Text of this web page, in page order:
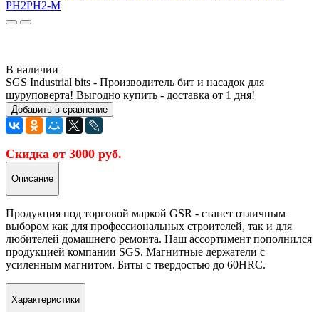
В наличии
SGS Industrial bits - Производитель бит и насадок для
шуруповерта! Выгодно купить - доставка от 1 дня!
Добавить в сравнение
Скидка от 3000 руб.
Описание
Продукция под торговой маркой GSR - станет отличным
выбором как для профессиональных строителей, так и для
любителей домашнего ремонта. Наш ассортимент пополнился
продукцией компании SGS. Магнитные держатели с
усиленным магнитом. Биты с твердостью до 60HRC.
Характеристики